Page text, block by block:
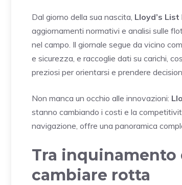
Dal giorno della sua nascita, Lloyd’s List
aggiornamenti normativi e analisi sulle
nel campo. Il giornale segue da vicino
e sicurezza, e raccoglie dati su carichi,
preziosi per orientarsi e prendere
Non manca un occhio alle innovazioni:
stanno cambiando i costi e la
navigazione, offre una panoramica
Tra inquinamento
cambiare rotta